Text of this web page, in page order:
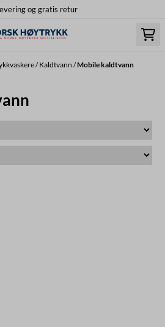
og gratis retur
/Kaldtvann /Mobile kaldtvann